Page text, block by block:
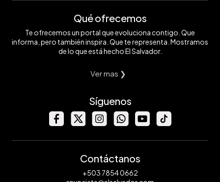
Qué ofrecemos
Te ofrecemos un portal que evoluciona contigo. Que
informa, pero también inspira. Que te representa. Mostramos
de lo que está hecho El Salvador.
Ver mas ❯
Síguenos
Contáctanos
+503 7854 0662